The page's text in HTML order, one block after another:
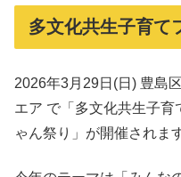
多文化共生子育て
2026年3月29日(日) 豊島
エア で「多文化共生子育
ゃん祭り」が開催されま